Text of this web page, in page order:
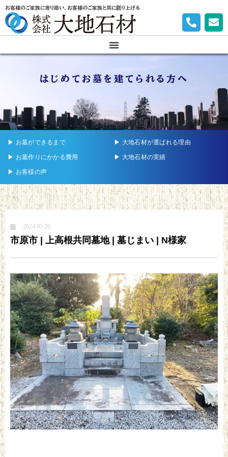
お客様のご家族に寄り添い、お客様のご家族と共に創り上げる
はじめてお墓を建てられる方へ
▶︎ お墓ができるまで ▶︎ 大地石材が選ばれる理由
▶︎ お墓作りにかかる費用 ▶︎ 大地石材の実績
▶︎ お客様の声
2024.05.20
市原市 | 上高根共同墓地 | 墓じまい | N様家